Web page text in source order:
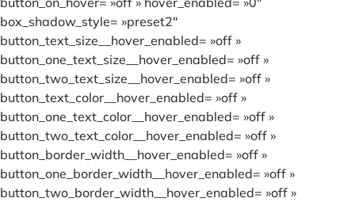
box_shadow_style= »preset2″
button_text_size__hover_enabled= »off »
button_one_text_size__hover_enabled= »off »
button_two_text_size__hover_enabled= »off »
button_text_color__hover_enabled= »off »
button_one_text_color__hover_enabled= »off »
button_two_text_color__hover_enabled= »off »
button_border_width__hover_enabled= »off »
button_one_border_width__hover_enabled= »off »
button_two_border_width__hover_enabled= »off »